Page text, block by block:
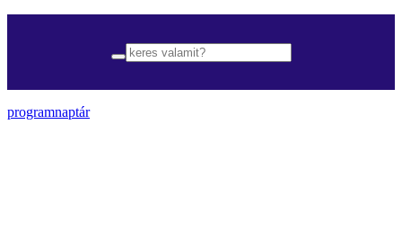
programnaptár